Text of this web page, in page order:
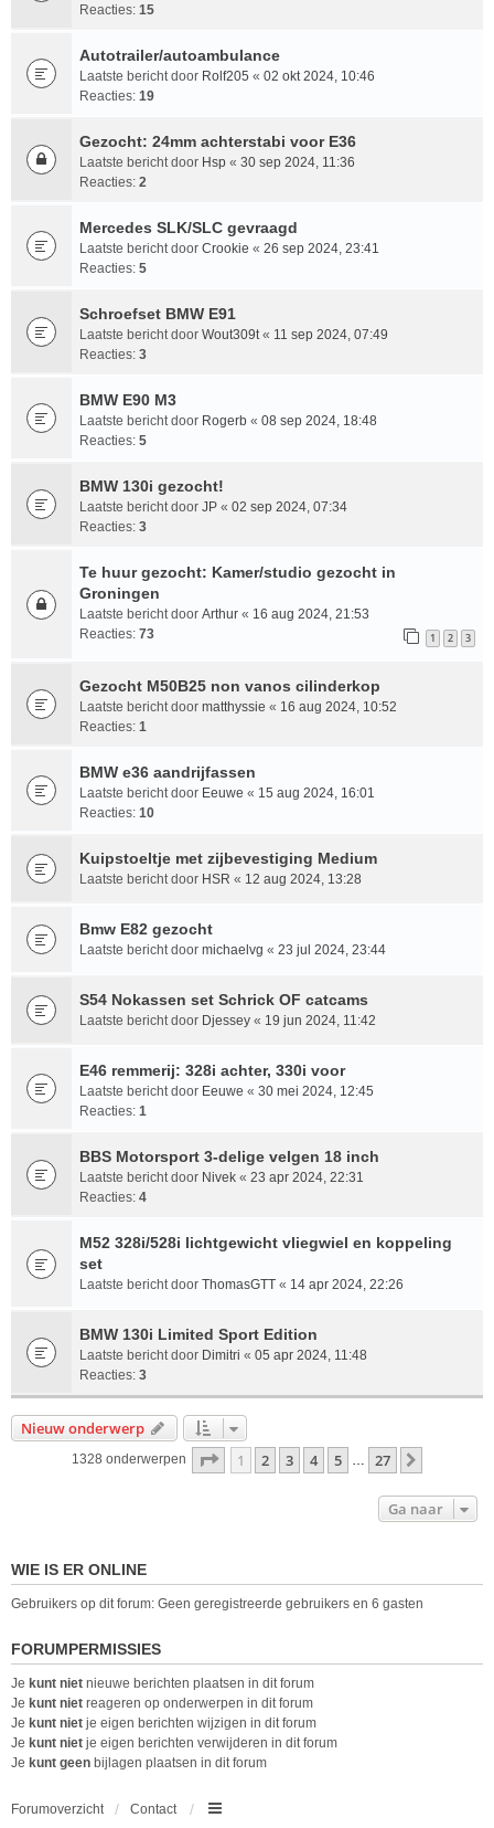
Reacties: 15
Autotrailer/autoambulance
Laatste bericht door Rolf205 « 02 okt 2024, 10:46
Reacties: 19
Gezocht: 24mm achterstabi voor E36
Laatste bericht door Hsp « 30 sep 2024, 11:36
Reacties: 2
Mercedes SLK/SLC gevraagd
Laatste bericht door Crookie « 26 sep 2024, 23:41
Reacties: 5
Schroefset BMW E91
Laatste bericht door Wout309t« 11 sep 2024, 07:49
Reacties: 3
BMW E90 M3
Laatste bericht door Rogerb « 08 sep 2024, 18:48
Reacties: 5
BMW 130i gezocht!
Laatste bericht door JP « 02 sep 2024, 07:34
Reacties: 3
Te huur gezocht: Kamer/studio gezocht in
Groningen
Laatste bericht door Arthur « 16 aug 2024, 21:53
Reacties: 73 1 2 3
Gezocht M50B25 non vanos cilinderkop
Laatste bericht door matthyssie « 16 aug 2024, 10:52
Reacties: 1
BMW e36 aandrijfassen
Laatste bericht door Eeuwe « 15 aug 2024, 16:01
Reacties: 10
Kuipstoeltje met zijbevestiging Medium
Laatste bericht door HSR « 12 aug 2024, 13:28
Bmw E82 gezocht
Laatste bericht door michaelvg « 23 jul 2024, 23:44
S54 Nokassen set Schrick OF catcams
Laatste bericht door Djessey « 19 jun 2024, 11:42
E46 remmerij: 328i achter, 330i voor
Laatste bericht door Eeuwe « 30 mei 2024, 12:45
Reacties: 1
BBS Motorsport 3-delige velgen 18 inch
Laatste bericht door Nivek « 23 apr 2024, 22:31
Reacties: 4
M52 328i/528i lichtgewicht vliegwiel en koppeling
set
Laatste bericht door ThomasGTT « 14 apr 2024, 22:26
BMW 130i Limited Sport Edition
Laatste bericht door Dimitri « 05 apr 2024, 11:48
Reacties: 3
Nieuw onderwerp
1328 onderwerpen Pagina van 27
1 2 3 4 5 … 27
Ga naar
WIE IS ER ONLINE
Gebruikers op dit forum: Geen geregistreerde gebruikers en 6 gasten
FORUMPERMISSIES
Je kunt niet nieuwe berichten plaatsen in dit forum
Je kunt niet reageren op onderwerpen in dit forum
Je kunt niet je eigen berichten wijzigen in dit forum
Je kunt niet je eigen berichten verwijderen in dit forum
Je kunt geen bijlagen plaatsen in dit forum
Forumoverzicht Contact